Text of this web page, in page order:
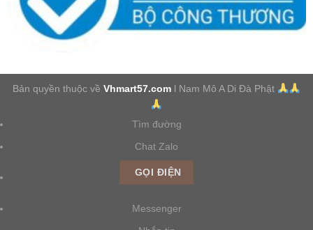
Bản quyền thuộc vềVhmart57.com l Nam Mô A Di Đà Phật
Tìm đường
Chat Zalo
GỌI ĐIỆN
Messenger